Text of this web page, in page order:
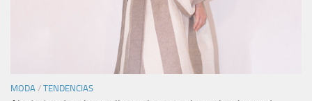
MODA / TENDENCIAS